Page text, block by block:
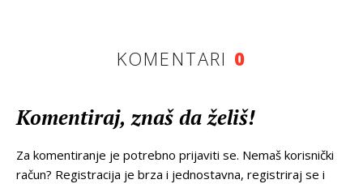
KOMENTARI 0
Komentiraj, znaš da želiš!
Za komentiranje je potrebno prijaviti se. Nemaš korisnički
račun? Registracija je brza i jednostavna, registriraj se i